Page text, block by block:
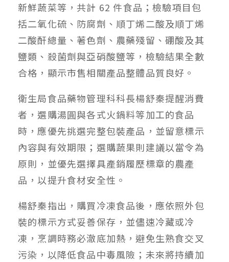
新鮮蔬菜等，共計 62 件食品；檢驗項目包
括二氧化硫、防腐劑、順丁烯二酸及順丁烯
二酸酐總量、著色劑、農藥殘留、硼酸及其
鹽類、殺菌劑與亞硝酸鹽等，檢驗結果全數
合格，顯示市售相關產品整體品質良好。
衛生局食品藥物管理科科長楊舒秦提醒消費
者，選購湯圓與各式火鍋料等加工的食品
時，應優先挑選完整包裝產品，並留意標示
內容與有效期限；選購蔬果則建議以當令為
原則，並優先選擇具產銷履歷標章的農產
品，以提升食材安全性。
楊舒秦指出，購買冷凍食品後，應依照外包
裝的標示方式妥善保存，並儘速冷藏或冷
凍，烹調時務必澈底加熱，避免生熟食交叉
污染，以降低食品中毒風險；未來將持續加